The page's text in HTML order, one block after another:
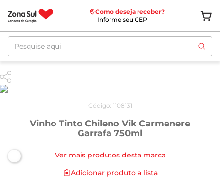
Como deseja receber?
Informe seu CEP
Pesquise aqui
Código: 1108131
Vinho Tinto Chileno Vik Carmenere
Garrafa 750ml
Ver mais produtos desta marca
Adicionar produto a lista